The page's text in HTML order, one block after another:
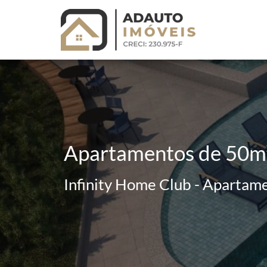
Apartamentos de
Infinity Home Club -